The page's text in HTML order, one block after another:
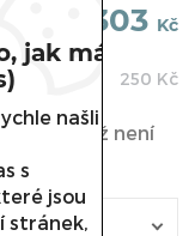
303 Kč
250 Kč
a již není
jak má
našli
s
jsou
stránek,